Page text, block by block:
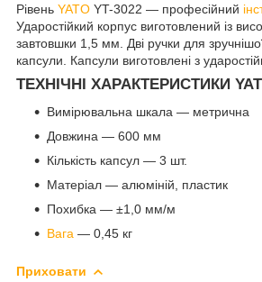
Рівень YATO YT-3022 — професійний
Ударостійкий корпус виготовлений із
завтовшки 1,5 мм. Дві ручки для
капсули. Капсули виготовлені з
ТЕХНІЧНІ ХАРАКТЕРИСТИКИ
Вимірювальна шкала — метрична
Довжина — 600 мм
Кількість капсул — 3 шт.
Матеріал — алюміній, пластик
Похибка — ±1,0 мм/м
Вага — 0,45 кг
Приховати